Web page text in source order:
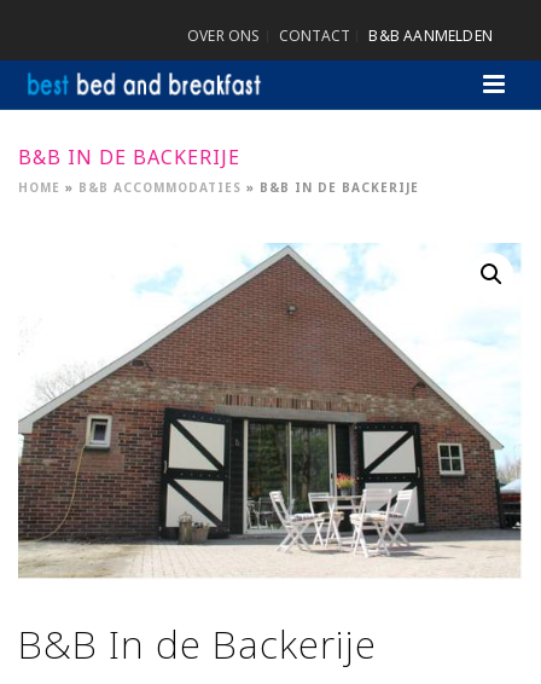
OVER ONS CONTACT B&B AANMELDEN
B&B IN DE BACKERIJE
HOME » B&B ACCOMMODATIES » B&B IN DE BACKERIJE
B&B In de Backerije